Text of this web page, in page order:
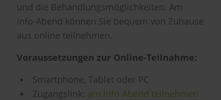
und die Behandlungsmöglichkeiten. Am
Info-Abend können Sie bequem von Zuhause
aus online teilnehmen.
Voraussetzungen zur Online-Teilnahme:
Smartphone, Tablet oder PC
Zugangslink: am Info-Abend teilnehmen